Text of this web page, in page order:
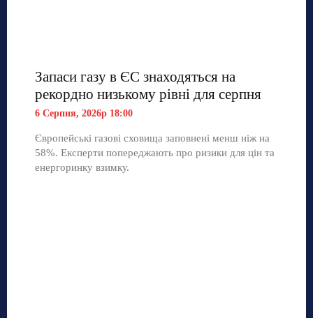
Запаси газу в ЄС знаходяться на
рекордно низькому рівні для серпня
6 Серпня, 2026р 18:00
Європейські газові сховища заповнені менш ніж на
58%. Експерти попереджають про ризики для цін та
енергоринку взимку.